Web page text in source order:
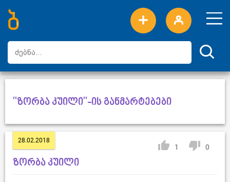
ახალი სიტყვები
ტოპ სიტყვები
დღის ტოპ სიტყვები
ტოპ მომხმარებლები
"ზორბა კუილი"-ის განმარტებები
28.02.2018
1 0
ზორბა კუილი